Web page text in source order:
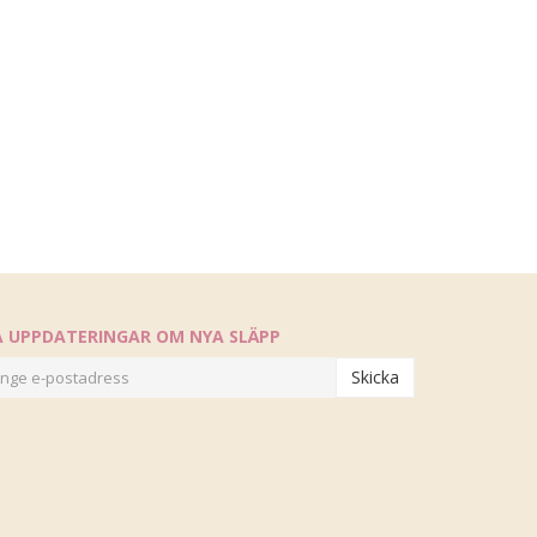
UPPDATERINGAR OM NYA SLÄPP
Skicka